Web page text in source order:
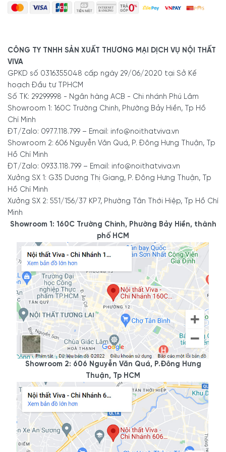
sang trọng.
về mẫu mã, chất liệu, không sợ mua nhầm sản phẩm
Có chế độ bảo hành, bảo trì chu đáo. Dù bạn chọn
mẫu tủ tiviKTV-2572 hay bất kỳ sản phẩm nào, Viva
đều cam kết chất lượng, bảo hành 2 năm và bảo trì
vĩnh viễn, trọn đời.
Bạn có thể dễ dàng đặt hàngmẫu tủ kệ tivi phòng
khách này tại hệ thống showroom Viva hoặc các
kênh bán hàng online, website của công ty.
Ghé ngay Nội Thất Viva để sớm sở hữu Mẫu Tủ Tivi Kết
Hợp Kệ Treo Gỗ Công Nghiệp MDF Hiện Đại Đẹp chất
lượng với giá tốt nhất thị trường bạn nhé!
Tóm tắt thông số kỹ thuật:
Tên
Mẫu Tủ Tivi Kết Hợp
Mã SP
KTV-2572
Chất liệu chính
Gỗ MDF phủ Melamine
Đặc tính nổi bật
Gỗ MDF tuyển chọn
mọt. Bề mặt phủ
Nơi sản xuất
Xưởng Nội Thất Viva
Độ an toàn
Đảm bảo an toàn,
Có mẫu tiêu chuẩn và
Quy cách
Giống 95 - 99% mẫu
Hướng dẫn sử dụng, bảo quản
Tránh nước, tránh nhiệt
Màu sắc
Màu xám hoặc nâu
Phong cách
Hiện đại, sang trọng
CÔNG TY TNHH SẢN XUẤT THƯƠNG MẠI DỊCH VỤ NỘI THẤT
VIVA
GPKD số 0316355048 cấp ngày 29/06/2020 tại Sở Kế
hoạch Đầu tư TPHCM
Số TK: 29299998 - Ngân hàng ACB - Chi nhánh Phú Lâm
Showroom 1: 160C Trường Chinh, Phường Bảy Hiền, Tp Hồ
Chí Minh
ĐT/Zalo: 0977.118.799 – Email: info@noithatviva.vn
Showroom 2: 606 Nguyễn Văn Quá, P. Đông Hưng Thuận, Tp
Hồ Chí Minh
ĐT/Zalo: 0933.118.799 – Email: info@noithatviva.vn
Xưởng SX 1: G35 Dương Thị Giang, P. Đông Hưng Thuận, Tp
Hồ Chí Minh
Xưởng SX 2: 551/156/37 KP7, Phường Tân Thới Hiệp, Tp Hồ Chí
Minh
Showroom 1: 160C Trường Chinh, Phường Bảy Hiền, thành
phố HCM
Showroom 2: 606 Nguyễn Văn Quá, P.Đông Hưng
Thuận, Tp HCM